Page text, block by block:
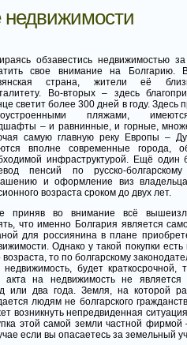
недвижимости
обзавестись недвижимостью
свое внимание на Болгарию.
страна, жители её
Во-вторых – здесь
светит более 300 дней в году. Здесь
пляжами,
– и равнинные, и горные,
самую главную реку Европы –
вполне современные города,
инфраструктурой. Ещё
пенсий по русско-болгарскому
и оформление виз
возраста сроком до двух лет.
приняв во внимание всё
что именно Болгария является
для россиянина в плане
Однако у такой покупки
то по болгарскому
будет краткосрочной,
на недвижимость не является
или два года. Земля, на которой
людям не болгарского
возникнуть непредвиденная
этой самой земли частной
если вы опасаетесь за земельный